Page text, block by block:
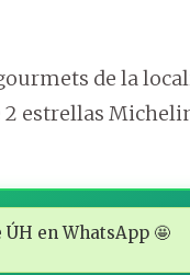
de la
estrellas
en WhatsApp 🤩